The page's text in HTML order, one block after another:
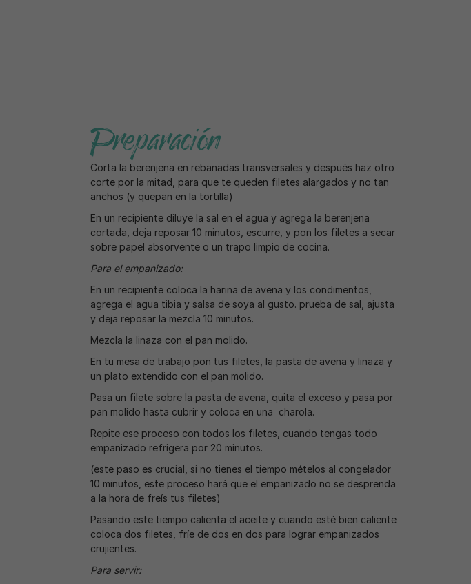
Preparación
Corta la berenjena en rebanadas transversales y después haz otro
corte por la mitad, para que te queden filetes alargados y no tan
anchos (y quepan en la tortilla)
En un recipiente diluye la sal en el agua y agrega la berenjena
cortada, deja reposar 10 minutos, escurre, y pon los filetes a secar
sobre papel absorvente o un trapo limpio de cocina.
Para el empanizado:
En un recipiente coloca la harina de avena y los condimentos,
agrega el agua tibia y salsa de soya al gusto. prueba de sal, ajusta
y deja reposar la mezcla 10 minutos.
Mezcla la linaza con el pan molido.
En tu mesa de trabajo pon tus filetes, la pasta de avena y linaza y
un plato extendido con el pan molido.
Pasa un filete sobre la pasta de avena, quita el exceso y pasa por
pan molido hasta cubrir y coloca en una charola.
Repite ese proceso con todos los filetes, cuando tengas todo
empanizado refrigera por 20 minutos.
(este paso es crucial, si no tienes el tiempo mételos al congelador
10 minutos, este proceso hará que el empanizado no se desprenda
a la hora de freís tus filetes)
Pasando este tiempo calienta el aceite y cuando esté bien caliente
coloca dos filetes, fríe de dos en dos para lograr empanizados
crujientes.
Para servir: